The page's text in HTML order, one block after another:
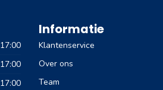
Informatie
Klantenservice
Over ons
Team